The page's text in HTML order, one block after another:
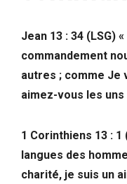
Jean 13 : 34 (LSG)
commandement
autres ; comme Je
aimez-vous les
1 Corinthiens 13 : 1
langues des
charité, je suis un